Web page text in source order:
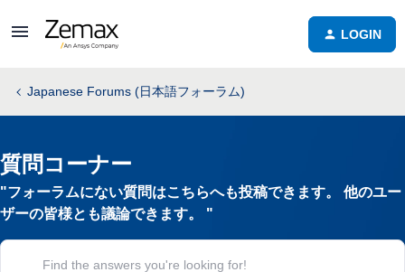
LOGIN
Japanese Forums (日本語フォーラム)
質問コーナー
"フォーラムにない質問はこちらへも投稿できます。 他のユー
ザーの皆様とも議論できます。 "